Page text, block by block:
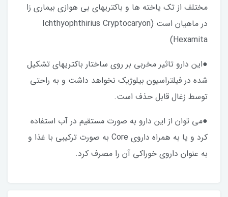
مختلف از تک یاخته ها و باکتریهای بی هوازی بیماری زا
در ماهیان است (Ichthyophthirius Cryptocaryon
Hexamita)
●این دارو تاثیر مخربی بر روی ساختار باکتریهای تشکیل
شده در فیلتراسیون بیلوژیک نخواهد داشت و به راحتی
توسط زغال قابل حذف است.
●می توان از این دارو به صورت مستقیم در آب استفاده
کرد و یا به همراه داروی Core به صورت ترکیبی با غذا و
به عنوان داروی خوراکی آن را مصرف کرد.